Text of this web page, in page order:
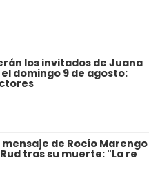
los invitados de Juana
domingo 9 de agosto:
mensaje de Rocío Marengo
tras su muerte: "La re